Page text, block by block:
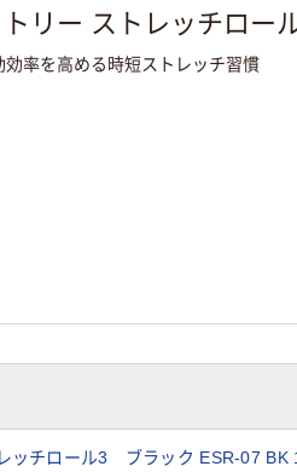
リー ストレッチロー
効率を高める時短ストレッチ習慣
ッチロール3 ブラック ESR-07 BK 1